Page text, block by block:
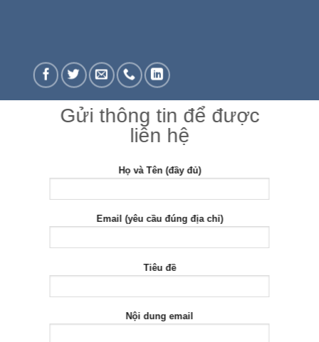
Gửi thông tin để được
liên hệ
Họ và Tên (đầy đủ)
Email (yêu cầu đúng địa chỉ)
Tiêu đề
Nội dung email